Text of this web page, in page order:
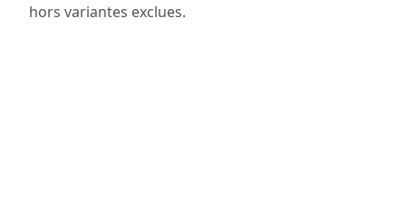
hors variantes exclues.